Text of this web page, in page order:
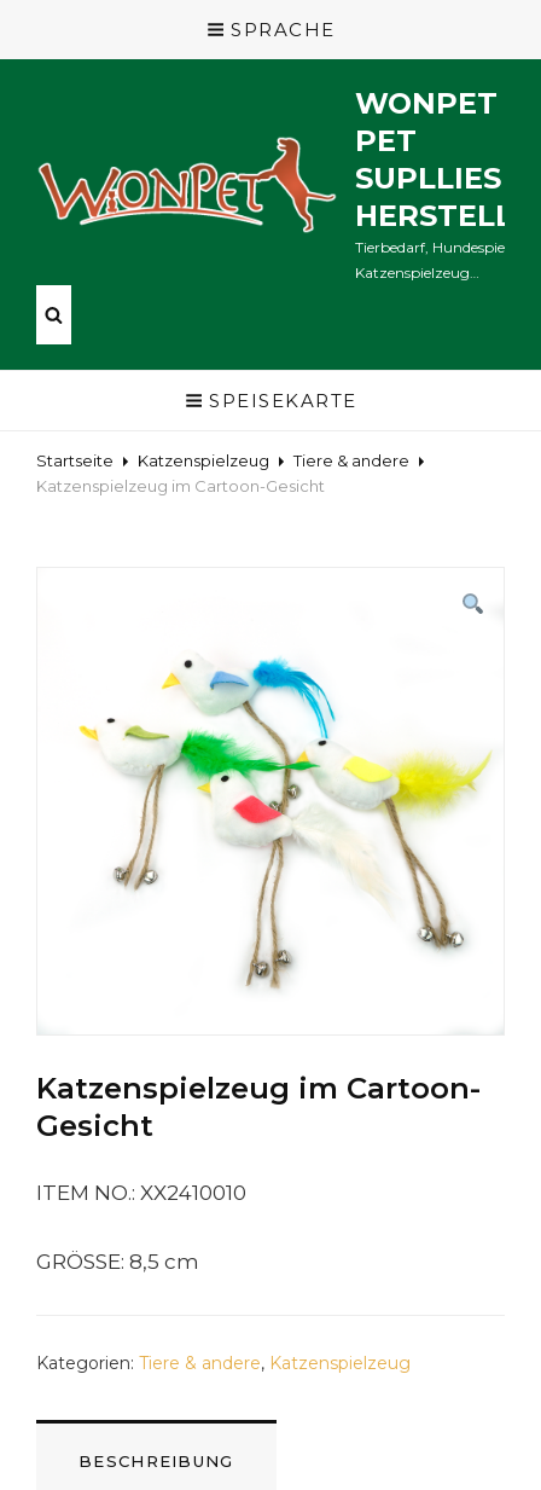
SPRACHE
WONPET
PET
SUPLLIES
Tierbedarf,
Katzenspielzeug…
SPEISEKARTE
Startseite Katzenspielzeug
Tiere & andere
Katzenspielzeug im Cartoon-Gesicht
Katzenspielzeug im Cartoon-
Gesicht
ITEM NO.: XX2410010
GRÖSSE: 8,5 cm
Kategorien: Tiere & andere, Katzenspielzeug
BESCHREIBUNG